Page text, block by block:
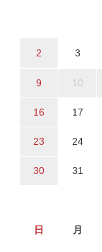
2 3
9 10
16 17
23 24
30 31
日 月